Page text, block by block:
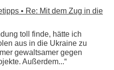
• Re: Mit dem Zug in die
toll finde, hätte ich
aus in die Ukraine zu
gewaltsamer gegen
Außerdem...“